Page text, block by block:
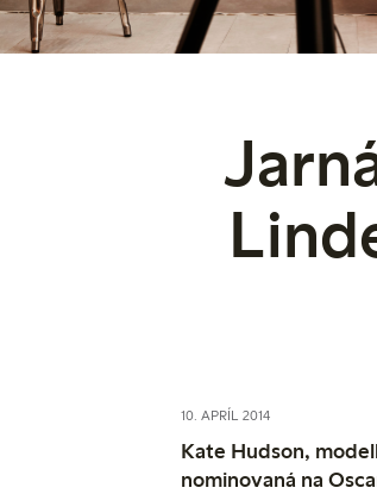
10. APRÍL 2014
Kate Hudson,
nominovaná na